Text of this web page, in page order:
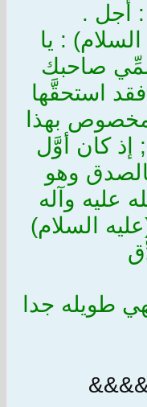
: أجل .
: يا
صاحبك
استحقَّها
بهذا
إذ كان أوَّل
وهو
عليه وآله
السلام)
طويله جدا